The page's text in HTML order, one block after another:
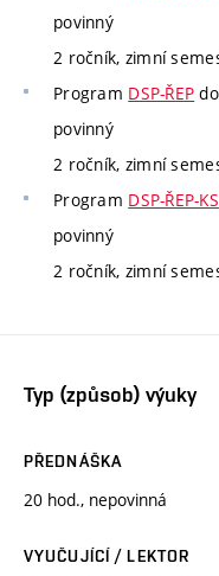
povinný
2 ročník, zimní
Program DSP-ŘEP
povinný
2 ročník, zimní
Program DSP-ŘEP-KS
povinný
2 ročník, zimní
Typ (způsob) výuky
PŘEDNÁŠKA
20 hod., nepovinná
VYUČUJÍCÍ / LEKTOR